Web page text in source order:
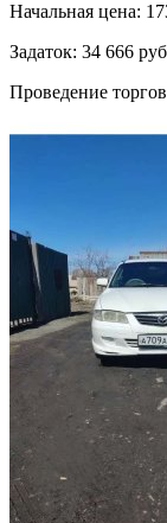
Начальная цена:
Задаток: 34 666
Проведение